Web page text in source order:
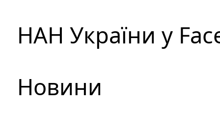
НАН України у
Новини